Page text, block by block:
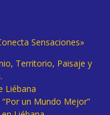
Sensaciones»
Territorio, Paisaje y
Liébana
un Mundo Mejor”